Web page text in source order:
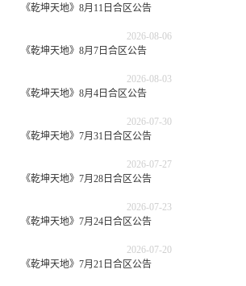
《乾坤天地》8月11日合区公告
2026-08-06
《乾坤天地》8月7日合区公告
2026-08-03
《乾坤天地》8月4日合区公告
2026-07-30
《乾坤天地》7月31日合区公告
2026-07-27
《乾坤天地》7月28日合区公告
2026-07-23
《乾坤天地》7月24日合区公告
2026-07-20
《乾坤天地》7月21日合区公告